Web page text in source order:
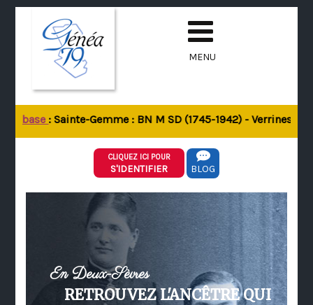
MENU
base: Sainte-Gemme : BN M SD (1745-1942) - Verrines-
CLIQUEZ ICI POUR
S'IDENTIFIER BLOG
En Deux-Sèvres
RETROUVEZ L'ANCÊTRE QUI